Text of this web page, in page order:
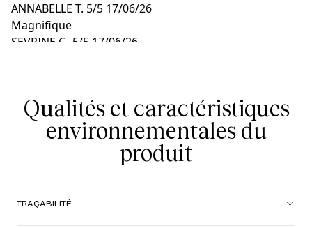
ANNABELLE T. 5/5 17/06/26
Magnifique
SEVRINE G. 5/5 17/06/26
Qualités et caractéristiques
environnementales du
produit
TRAÇABILITÉ